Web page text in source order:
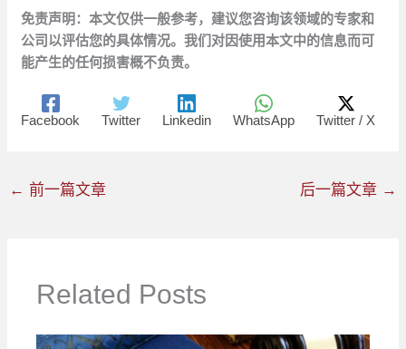
免责声明：本文仅供一般参考，建议您咨询该领域的专家和
公司以评估您的具体情况。我们对因使用本文中的信息而可
能产生的任何损害概不负责。
Facebook Twitter Linkedin WhatsApp Twitter / X
← 前一篇文章 后一篇文章 →
Related Posts